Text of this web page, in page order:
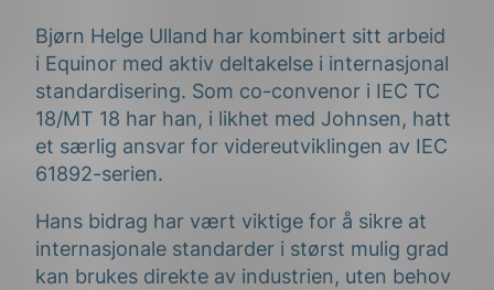
Bjørn Helge Ulland har kombinert sitt arbeid
i Equinor med aktiv deltakelse i internasjonal
standardisering. Som co-convenor i IEC TC
18/MT 18 har han, i likhet med Johnsen, hatt
et særlig ansvar for videreutviklingen av IEC
61892-serien.
Hans bidrag har vært viktige for å sikre at
internasjonale standarder i størst mulig grad
kan brukes direkte av industrien, uten behov